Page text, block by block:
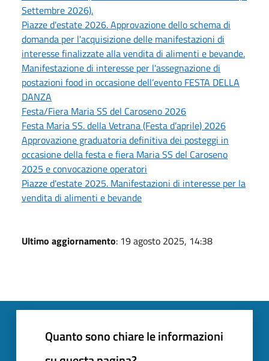
Settembre 2026).
Piazze d'estate 2026. Approvazione dello schema di
domanda per l'acquisizione delle manifestazioni di
interesse finalizzate alla vendita di alimenti e bevande.
Manifestazione di interesse per l'assegnazione di
postazioni food in occasione dell’evento FESTA DELLA
DANZA
Festa/Fiera Maria SS del Caroseno 2026
Festa Maria SS. della Vetrana (Festa d’aprile) 2026
Approvazione graduatoria definitiva dei posteggi in
occasione della festa e fiera Maria SS del Caroseno
2025 e convocazione operatori
Piazze d'estate 2025. Manifestazioni di interesse per la
vendita di alimenti e bevande
Ultimo aggiornamento: 19 agosto 2025, 14:38
Quanto sono chiare le informazioni